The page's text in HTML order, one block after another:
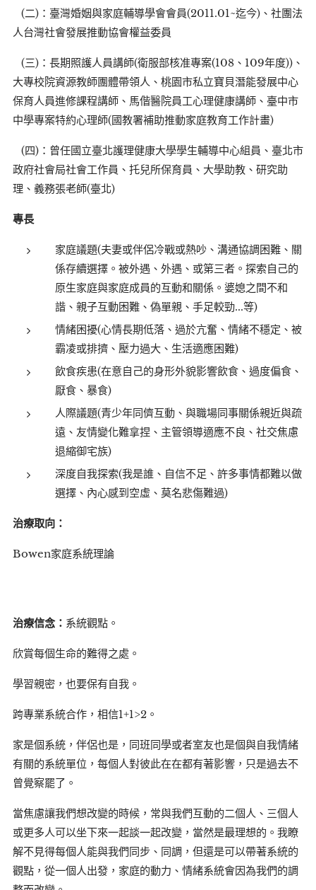
(二)：臺灣婚姻與家庭輔導學會會員(2011.01~迄今)、社團法
人台灣社會發展推動協會權益委員
(三)：長期照護人員講師(衛服部核准專案(108、109年度))、
大專校院資源教師團體帶領人、桃園市私立寶貝潛能發展中心
保育人員進修課程講師、馬偕醫院員工心理健康講師、臺中市
中學專案特約心理師(國教署補助推動家庭教育工作計畫)
(四)：曾任國立臺北護理健康大學學生輔導中心組員、臺北市
政府社會局社會工作員、托兒所保育員、大學助教、研究助
理、義務張老師(臺北)
專長
家庭議題(夫妻或伴侶冷戰或熱吵、溝通協調困難、關
係存續選擇。被外遇、外遇、或第三者。探索自己的
原生家庭與家庭成員的互動和關係。婆媳之間不和
諧、親子互動困難、偽單親、手足較勁...等)
情緒困擾(心情長期低落、過於亢奮、情緒不穩定、被
霸凌或排擠、壓力過大、生活適應困難)
飲食疾患(在意自己的身形外貌影響飲食、過度偏食、
厭食、暴食)
人際議題(青少年同儕互動、與職場同事關係親近與疏
遠、友情變化難拿捏、主管領導適應不良、社交焦慮
退縮御宅族)
深度自我探索(我是誰、自信不足、許多事情都難以做
選擇、內心感到空虛、莫名悲傷難過)
治療取向：
Bowen家庭系統理論
治療信念： 系統觀點。
欣賞每個生命的難得之處。
學習親密，也要保有自我。
跨專業系統合作，相信1+1>2。
家是個系統，伴侶也是，同班同學或者室友也是個與自我情緒
有關的系統單位，每個人對彼此在在都有著影響，只是過去不
曾覺察罷了。
當焦慮讓我們想改變的時候，常與我們互動的二個人、三個人
或更多人可以坐下來一起談一起改變，當然是最理想的。我瞭
解不見得每個人能與我們同步、同調，但還是可以帶著系統的
觀點，從一個人出發，家庭的動力、情緒系統會因為我們的調